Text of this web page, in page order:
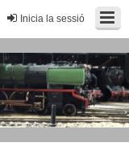
Inicia la sessió